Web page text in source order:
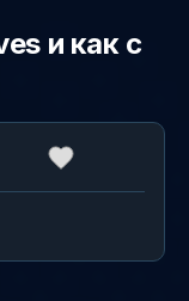
и как с